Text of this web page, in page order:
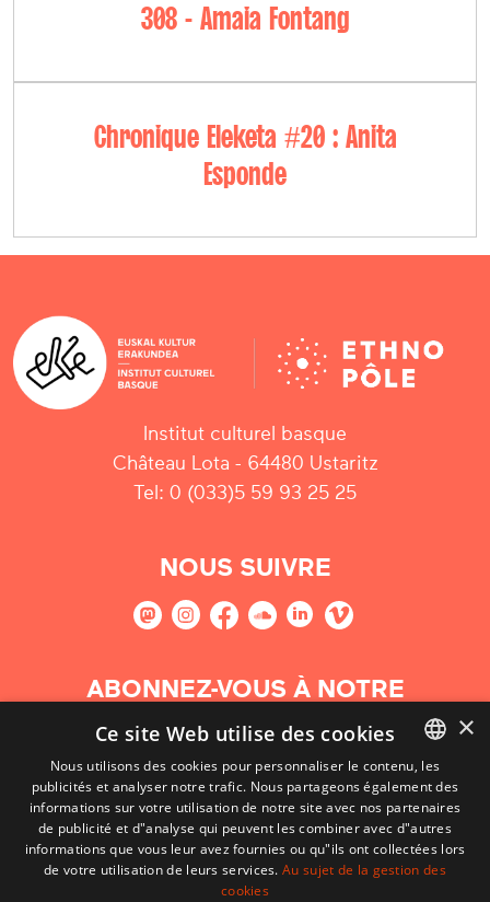
308 - Amaia Fontang
Chronique Eleketa #20 : Anita
Esponde
Institut culturel basque
Château Lota - 64480 Ustaritz
Tel: 0 (033)5 59 93 25 25
NOUS SUIVRE
ABONNEZ-VOUS À NOTRE
NEWSLETTER
S'abonner
BASQUE
FRENCH
×
Ce site Web utilise des cookies
Nous utilisons des cookies pour personnaliser le contenu, les
publicités et analyser notre trafic. Nous partageons également des
informations sur votre utilisation de notre site avec nos partenaires
de publicité et d"analyse qui peuvent les combiner avec d"autres
informations que vous leur avez fournies ou qu"ils ont collectées lors
de votre utilisation de leurs services.Au sujet de la gestion des
cookies